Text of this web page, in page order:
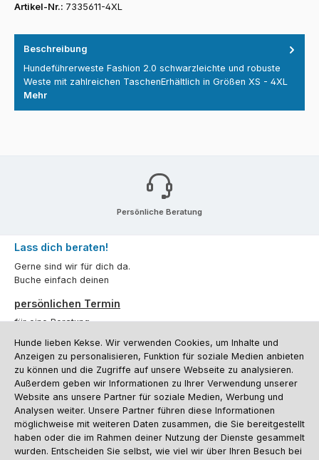
Artikel-Nr.: 7335611-4XL
Beschreibung
Hundeführerweste Fashion 2.0 schwarzleichte und robuste
Weste mit zahlreichen TaschenErhältlich in Größen XS - 4XL
Mehr
Persönliche Beratung
Lass dich beraten!
Gerne sind wir für dich da.
Buche einfach deinen
persönlichen Termin
für eine Beratung.
Oder über unserKontaktformular.
Vertrag widerrufen
Kundenservice
Informationen
Hunde lieben Kekse. Wir verwenden Cookies, um Inhalte und
Anzeigen zu personalisieren, Funktion für soziale Medien anbieten
zu können und die Zugriffe auf unsere Webseite zu analysieren.
Außerdem geben wir Informationen zu Ihrer Verwendung unserer
Website ans unsere Partner für soziale Medien, Werbung und
Analysen weiter. Unsere Partner führen diese Informationen
möglichweise mit weiteren Daten zusammen, die Sie bereitgestellt
haben oder die im Rahmen deiner Nutzung der Dienste gesammelt
wurden. Entscheiden Sie selbst, wie viel wir über Ihren Besuch bei